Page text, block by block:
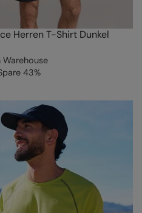
Herren T-Shirt Dunkel
Warehouse
43%